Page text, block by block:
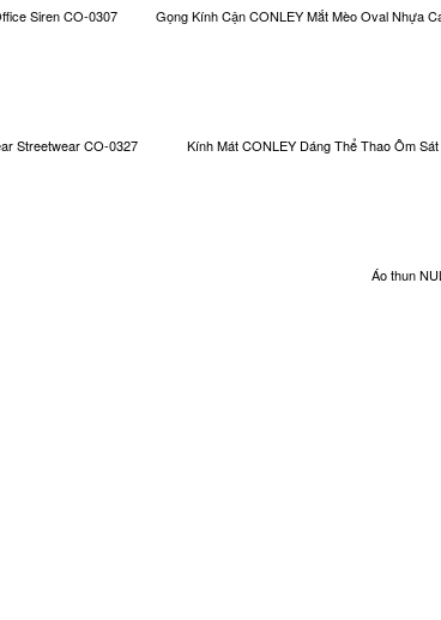
Siren CO-0307 Gọng Kính Cận CONLEY Mắt Mèo Oval Nhựa
Streetwear CO-0327 Kính Mát CONLEY Dáng Thể Thao Ôm
Áo thun